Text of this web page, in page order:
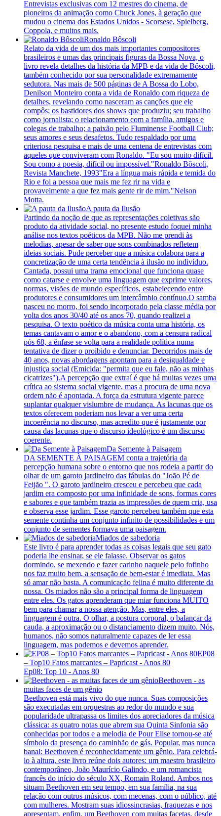
Entrevistas exclusivas com 12 mestres do cinema, de
pioneiros da animação como Chuck Jones, à geração que
mudou o cinema dos Estados Unidos - Scorsese, Spielberg,
Coppola, e muitos mais.
Ronaldo Bôscoli
Relato da vida de um dos mais importantes compositores
brasileiros e umas das principais figuras da Bossa Nova, o
livro revela detalhes da história da MPB e da vida de Bôscoli,
também conhecido por sua personalidade extremamente
sedutora. Nas mais de 500 páginas de A Bossa do Lobo,
Denilson Monteiro conta a vida de Ronaldo com riqueza de
detalhes, revelando como nasceram as canções que ele
compôs; os bastidores dos shows que produziu; seu trabalho
como jornalista; o relacionamento com a família, amigos e
colegas de trabalho; a paixão pelo Fluminense Football Club;
seus amores e seus desafetos. Tudo respaldado por uma
criteriosa pesquisa e mais de uma centena de entrevistas com
aqueles que conviveram com Ronaldo. "Eu sou muito difícil.
Sou como a poesia, difícil ou impossível."Ronaldo Bôscoli,
Revista Manchete, 1993"Era a língua mais rápida e temida do
Rio e foi a pessoa que mais me fez rir na vida e
provavelmente a que fez mais gente rir de mim."Nelson
Motta.
A pauta da Ilusão
Partindo da noção de que as representações coletivas são
produto da atividade social, no presente estudo foquei minha
análise nos textos poéticos da MPB. Não me prendi às
melodias, apesar de saber que sons combinados refletem
ideias sociais. Pude perceber que a música colabora para a
concretização de uma certa tendência à ilusão no indivíduo.
Cantada, possui uma trama emocional que funciona quase
como catarse e envolve uma linguagem que exprime valores,
normas, visões de mundo específicos, estabelecendo entre
produtores e consumidores um intercâmbio contínuo.O samba
nasceu no morro, foi sendo incorporado pela classe média por
volta dos anos 30/40 até os anos 70, quando realizei a
pesquisa. O texto poético da música conta uma história, os
temas cantavam o amor e o abandono, com a censura radical
pós 68, a ênfase se volta para a realidade política numa
tentativa de dizer o proibido e denunciar. Decorridos mais de
40 anos, novas abordagens apontam para a desigualdade e
injustiça social (Emicida: "permita que eu fale, não as minhas
cicatrizes").A percepção que extraí é que há muitas vezes uma
crítica ao sistema social vigente, mas a procura de uma nova
ordem não é apontada. A força da estrutura vigente parece
suplantar qualquer vislumbre de mudança. As lacunas que os
textos oferecem poderiam nos levar a ver uma certa
incoerência no discurso, mas acredito que é justamente por
causa das lacunas que o discurso ideológico é um discurso
coerente.
Da Semente à Paisagem
DA SEMENTE À PAISAGEM conta a trajetória da
percepção humana sobre o entorno que nos rodeia a partir do
olhar de um garoto jardineiro das fábulas do "João Pé de
Feijão ". O garoto jardineiro cresceu e percebeu que cada
jardim era composto por uma infinidade de sons, formas cores
e sabores e que também trazia as impressões de quem cria, usa
e observa esse jardim. Esse garoto percebeu também que esta
semente continha um conjunto infinito de possibilidades e um
conjunto de sementes formava uma paisagem.
Miados de sabedoria
Este livro é para aprender todas as coisas legais que seu gato
poderia lhe ensinar, se ele falasse. Observar os gatos
dormindo, se mexendo e fazer carinho naquele pelo fofinho
nos faz muito bem, a sensação de bem-estar é imediata. Mas
só amar não basta. A comunicação felina é muito diferente da
nossa. Os miados não são a principal forma de linguagem
entre eles. Os gatos aprenderam que miar funciona MUITO
bem para chamar a nossa atenção. Mas, entre eles, a
linguagem é outra. O olhar, a postura corporal, o balançar da
cauda, a aproximação ou o distanciamento dizem muito. Nós,
humanos, não somos naturalmente capazes de ler essa
linguagem, mas podemos e devemos aprender.
EP08
– Top10 Fatos marcantes – Papricast - Anos 80
Ep08: Top 10 - Anos 80
Beethoven - as
muitas faces de um gênio
Beethoven está mais vivo do que nunca. Suas composições
são executadas em orquestras ao redor do mundo e sua
popularidade ultrapassa os limites dos apreciadores da música
clássica: as quatro notas que abrem sua Quinta Sinfonia são
conhecidas por todos e a melodia de Pour Elise tornou-se até
símbolo da presença do caminhão de gás. Popular, mas nunca
banal: Beethoven é reconhecidamente um gênio. Para celebrá-
lo à altura, este livro reúne dois autores: um maestro brasileiro
contemporâneo, João Maurício Galindo, e um romancista
francês do início do século XX, Romain Roland. Ambos nos
situam Beethoven em seu tempo, em sua família, na sua
relação com outros músicos, com mecenas, com o público, até
com mulheres. Mostram suas idiossincrasias, fraquezas e nos
apresentam, enfim, um Beethoven com muitas facetas, desde